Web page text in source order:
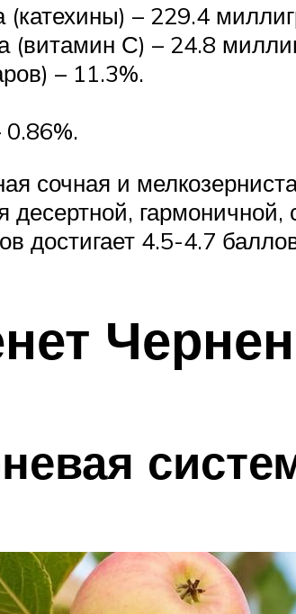
– 229.4
(витамин С) – 24.8
– 11.3%.
сочная и
десертной,
достигает 4.5-4.7